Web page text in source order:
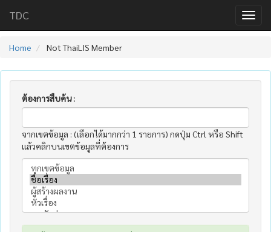
TDC
Home Not ThaiLIS Member
ต้องการสืบค้น :
จากเขตข้อมูล : (เลือกได้มากกว่า 1 รายการ) กดปุ่ม Ctrl หรือ Shift
แล้วคลิกบนเขตข้อมูลที่ต้องการ